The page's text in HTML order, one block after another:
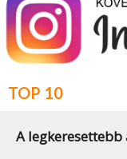
TOP 10
A